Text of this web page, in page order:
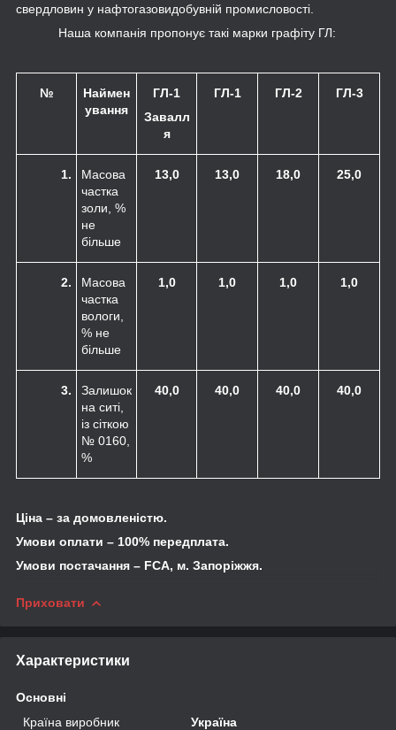
свердловин у нафтогазовидобувній промисловості.
Наша компанія пропонує такі марки графіту ГЛ:
№
Наймен
ування
ГЛ-1
Завалл
я
ГЛ-1 ГЛ-2 ГЛ-3
1.
Масова
частка
золи, %
не
більше
13,0 13,0 18,0 25,0
2.
Масова
частка
вологи,
% не
більше
1,0 1,0 1,0 1,0
3.
Залишок
на ситі,
із сіткою
№ 0160,
%
40,0 40,0 40,0 40,0
Ціна – за домовленістю.
Умови оплати – 100% передплата.
Умови постачання – FCA, м. Запоріжжя.
Приховати
Характеристики
Основні
Країна виробник
Україна